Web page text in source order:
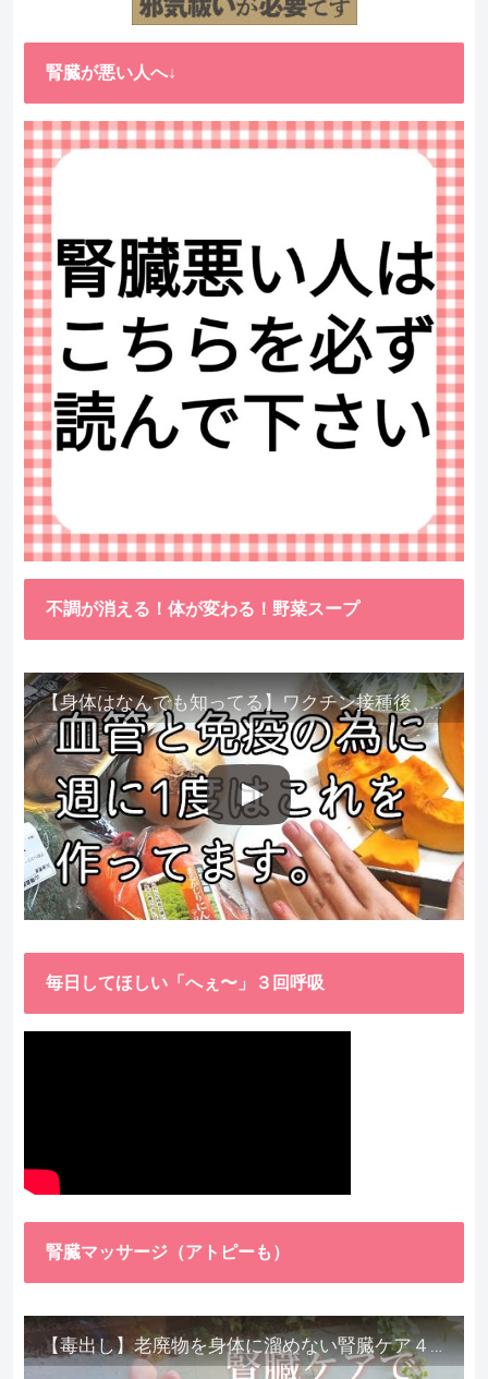
腎臓が悪い人へ↓
不調が消える！体が変わる！野菜スープ
【身体はなんでも知ってる】ワクチン接種後、異常に食べたくなった野菜が細胞回復に貢献してくれました。
毎日してほしい「へぇ〜」３回呼吸
腎臓マッサージ（アトピーも）
【毒出し】老廃物を身体に溜めない腎臓ケア４種をご紹介します。